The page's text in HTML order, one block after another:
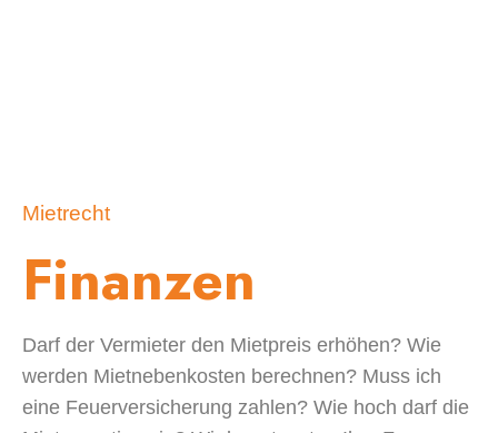
Mietrecht
Finanzen
Darf der Vermieter den Mietpreis erhöhen? Wie
werden Mietnebenkosten berechnen? Muss ich
eine Feuerversicherung zahlen? Wie hoch darf die